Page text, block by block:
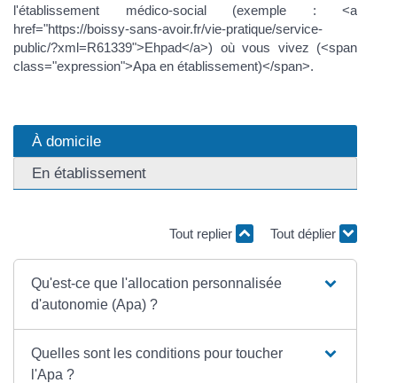
l'établissement médico-social (exemple : <a
href="https://boissy-sans-avoir.fr/vie-pratique/service-
public/?xml=R61339">Ehpad</a>) où vous vivez (<span
class="expression">Apa en établissement)</span>.
À domicile
En établissement
Tout replier Tout déplier
Qu'est-ce que l'allocation personnalisée
d'autonomie (Apa) ?
Quelles sont les conditions pour toucher
l'Apa ?